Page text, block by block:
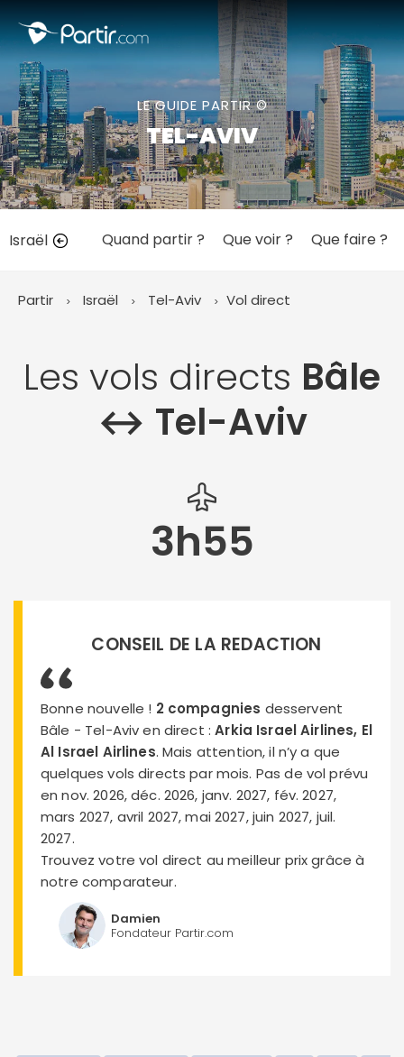
LE GUIDE PARTIR ©
TEL-AVIV
Israël Quand partir ? Que voir ? Que faire ?
Partir Israël Tel-Aviv Vol direct
Les vols directs Bâle
↔︎ Tel-Aviv
3h55
CONSEIL DE LA REDACTION
Bonne nouvelle ! 2 compagnies desservent
Bâle - Tel-Aviv en direct :Arkia Israel Airlines, El
Al Israel Airlines. Mais attention, il n’y a que
quelques vols directs par mois. Pas de vol prévu
en nov. 2026, déc. 2026, janv. 2027, fév. 2027,
mars 2027, avril 2027, mai 2027, juin 2027, juil.
2027.
Trouvez votre vol direct au meilleur prix grâce à
notre comparateur.
Damien
Fondateur Partir.com
Fermer
📍 Destinations populaires
☀️ Où partir par mois
Juillet
Août Septembre
Octobre